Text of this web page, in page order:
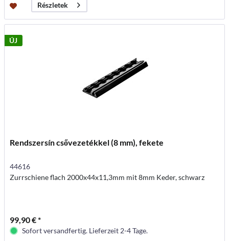
Részletek
ÚJ
Rendszersín csővezetékkel (8 mm), fekete
44616
Zurrschiene flach 2000x44x11,3mm mit 8mm Keder, schwarz
99,90 € *
Sofort versandfertig. Lieferzeit 2-4 Tage.